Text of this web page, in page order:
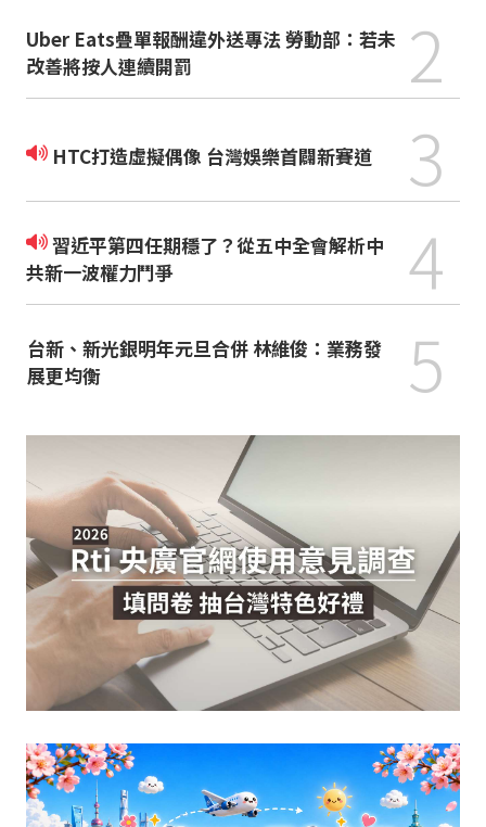
Uber Eats疊單報酬違外送專法 勞動部：若未
改善將按人連續開罰
2
HTC打造虛擬偶像 台灣娛樂首闢新賽道 3
習近平第四任期穩了？從五中全會解析中
共新一波權力鬥爭
4
台新、新光銀明年元旦合併 林維俊：業務發
展更均衡
5